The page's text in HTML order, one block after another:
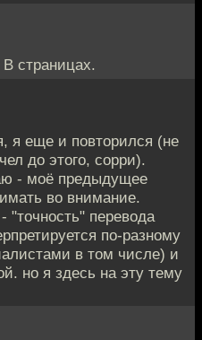
страницах.
я еще и повторился (не
до этого, сорри).
- моё предыдущее
во внимание.
"точность" перевода
по-разному
в том числе) и
но я здесь на эту тему